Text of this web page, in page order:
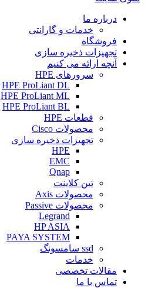
درباره ما
خدمات و گارانتی
فروشگاه
تجهیزات ذخیره سازی
آنچه ارائه می کنیم
سرورهای HPE
HPE ProLiant DL
HPE ProLiant ML
HPE ProLiant BL
قطعات HPE
محصولات Cisco
تجهیزات ذخیره سازی
HPE
EMC
Qnap
تین کلاینت
محصولات Axis
محصولات Passive
Legrand
HP ASIA
PAYA SYSTEM
ssd سامسونگ
خدمات
مقالات تخصصی
تماس با ما